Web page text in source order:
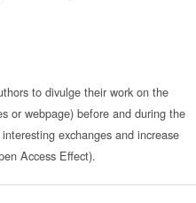
to divulge their work on the
or webpage) before and during the
exchanges and increase
Access Effect).